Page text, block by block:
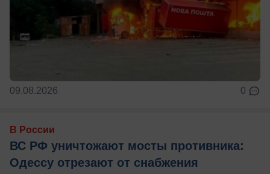
09.08.2026 0
В России
ВС РФ уничтожают мосты противника:
Одессу отрезают от снабжения